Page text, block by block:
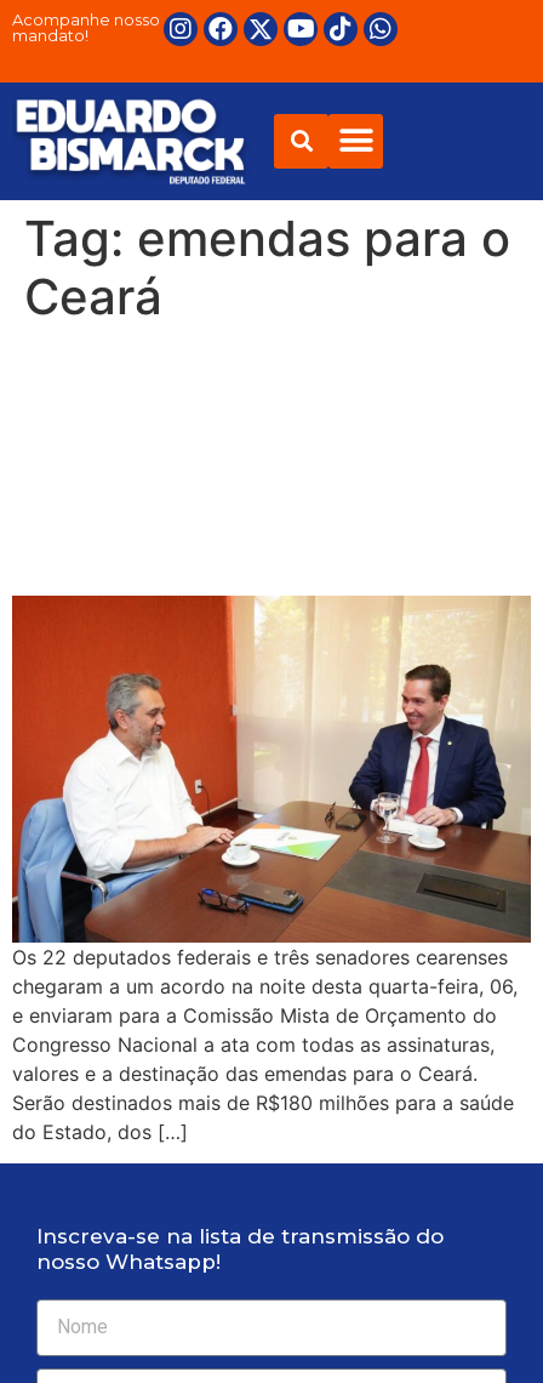
Acompanhe nosso
mandato!
Tag: emendas para o
Ceará
Os 22 deputados federais e três senadores cearenses
chegaram a um acordo na noite desta quarta-feira, 06,
e enviaram para a Comissão Mista de Orçamento do
Congresso Nacional a ata com todas as assinaturas,
valores e a destinação das emendas para o Ceará.
Serão destinados mais de R$180 milhões para a saúde
do Estado, dos […]
Inscreva-se na lista de transmissão do
nosso Whatsapp!